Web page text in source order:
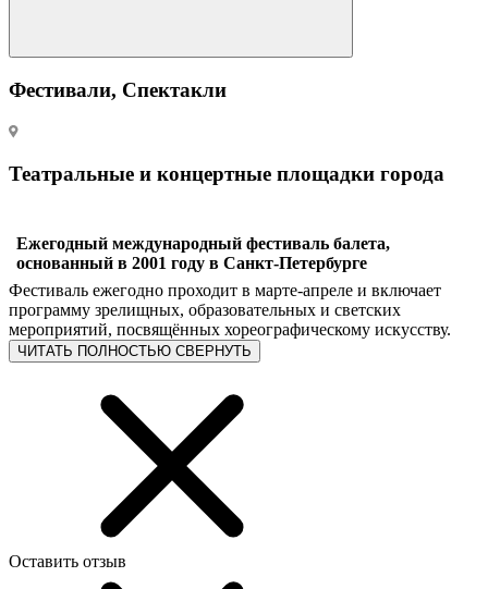
Фестивали, Спектакли
Театральные и концертные площадки города
Ежегодный международный фестиваль балета,
основанный в 2001 году в Санкт-Петербурге
Фестиваль ежегодно проходит в марте-апреле и включает
программу зрелищных, образовательных и светских
мероприятий, посвящённых хореографическому искусству.
ЧИТАТЬ ПОЛНОСТЬЮ СВЕРНУТЬ
Оставить отзыв